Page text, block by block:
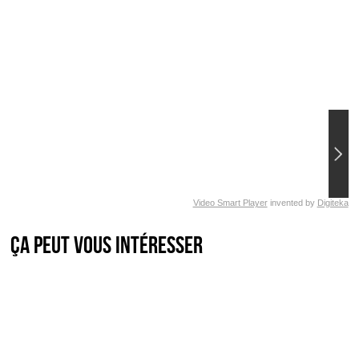
Video Smart Playerinvented by Digiteka
Ça peut vous intéresser